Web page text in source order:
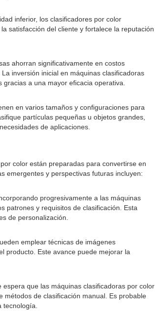
inferior, los clasificadores por color
satisfacción del cliente y fortalece la reputación
ahorran significativamente en costos
inversión inicial en máquinas clasificadoras
a una mayor eficacia operativa.
en varios tamaños y configuraciones para
partículas pequeñas u objetos grandes,
de aplicaciones.
color están preparadas para convertirse en
emergentes y perspectivas futuras incluyen:
progresivamente a las máquinas
patrones y requisitos de clasificación. Esta
de personalización.
emplear técnicas de imágenes
producto. Este avance puede mejorar la
que las máquinas clasificadoras por color
de clasificación manual. Es probable